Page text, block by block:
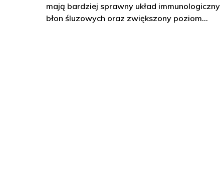
mają bardziej sprawny układ immunologiczny
błon śluzowych oraz zwiększony poziom…